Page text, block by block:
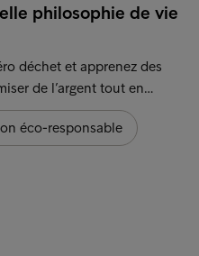
philosophie de vie
déchet et apprenez des
de l’argent tout en…
éco-responsable